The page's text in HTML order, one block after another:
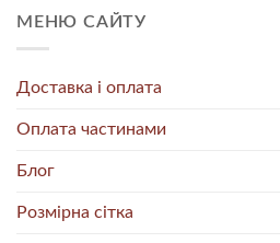
МЕНЮ САЙТУ
Доставка і оплата
Оплата частинами
Блог
Розмірна сітка